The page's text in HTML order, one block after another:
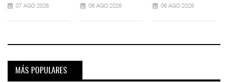
07 AGO 2026 06 AGO 2026 06 AGO 2026
MÁS POPULARES